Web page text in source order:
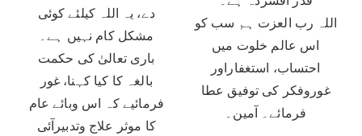
دے، یہ اللہ کیلئے کوئی
مشکل کام نہیں ہے۔
باری تعالیٰ کی حکمت
بالغہ کا کیا کہنا، غور
فرمائیے کہ اس وبائے عام
کا موثر علاج وتدبیرآئی
اللہ رب العزت ہم سب کو
اس عالم خلوت میں
احتساب، استغفاراور
غوروفکر کی توفیق عطا
فرمائے۔ آمین۔